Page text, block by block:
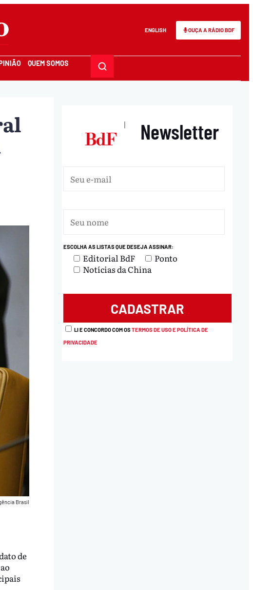
ENGLISH OUÇA A RÁDIO BDF
QUEM SOMOS
Brasil
de
| Newsletter
ESCOLHA AS LISTAS QUE DESEJA ASSINAR:
Editorial BdF
Ponto
Notícias da China
LI E CONCORDO COM OSTERMOS DE USO E POLÍTICA DE
PRIVACIDADE